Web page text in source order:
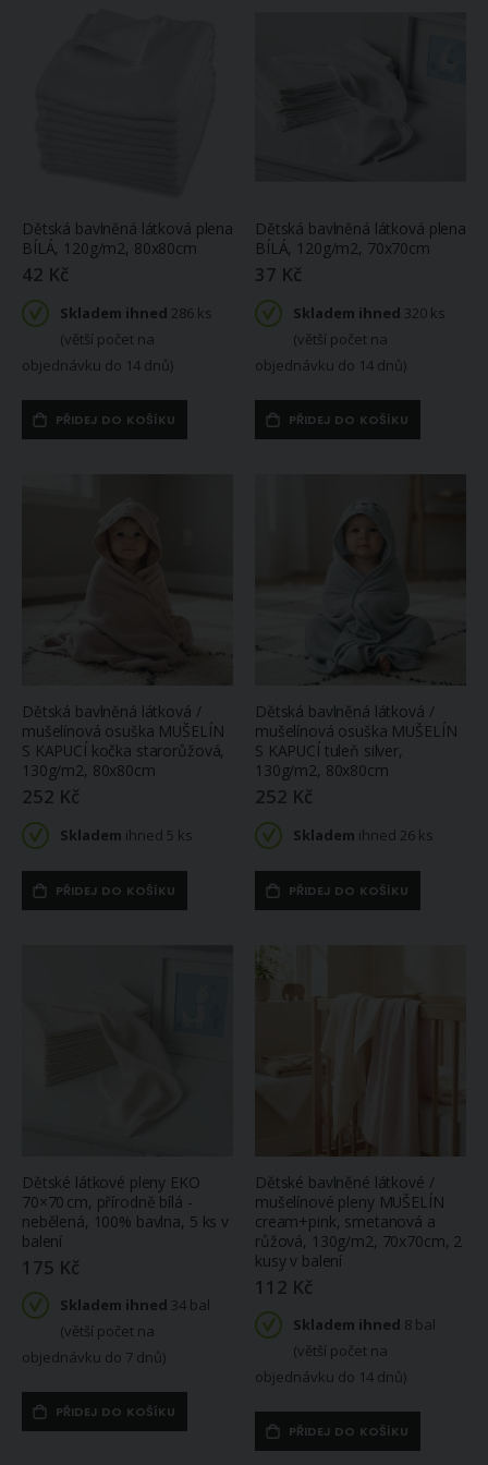
Dětská bavlněná látková plena
BÍLÁ, 120g/m2, 80x80cm
42 Kč
Skladem ihned 286 ks
(větší počet na
objednávku do 14 dnů)
PŘIDEJ DO KOŠÍKU
Dětská bavlněná látková plena
BÍLÁ, 120g/m2, 70x70cm
37 Kč
Skladem ihned 320 ks
(větší počet na
objednávku do 14 dnů)
PŘIDEJ DO KOŠÍKU
Dětská bavlněná látková /
mušelínová osuška MUŠELÍN
S KAPUCÍ kočka starorůžová,
130g/m2, 80x80cm
252 Kč
Skladem ihned 5 ks
PŘIDEJ DO KOŠÍKU
Dětská bavlněná látková /
mušelínová osuška MUŠELÍN
S KAPUCÍ tuleň silver,
130g/m2, 80x80cm
252 Kč
Skladem ihned 26 ks
PŘIDEJ DO KOŠÍKU
Dětské látkové pleny EKO
70×70 cm, přírodně bílá -
nebělená, 100% bavlna, 5 ks v
balení
175 Kč
Skladem ihned 34 bal
(větší počet na
objednávku do 7 dnů)
PŘIDEJ DO KOŠÍKU
Dětské bavlněné látkové /
mušelínové pleny MUŠELÍN
cream+pink, smetanová a
růžová, 130g/m2, 70x70cm, 2
kusy v balení
112 Kč
Skladem ihned 8 bal
(větší počet na
objednávku do 14 dnů)
PŘIDEJ DO KOŠÍKU